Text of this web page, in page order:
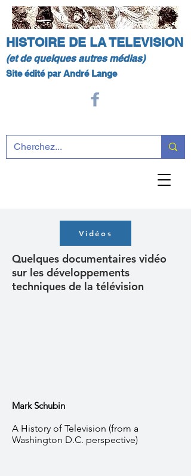
HISTOIRE DE LA TELEVISION
(et de quelques autres médias)
Site édité par André Lange
Vidéos
Quelques documentaires vidéo
sur les développements
techniques de la télévision
Mark Schubin
A History of Television (from a
Washington D.C. perspective)